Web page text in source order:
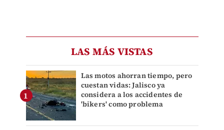
LAS MÁS VISTAS
Las motos ahorran tiempo, pero
cuestan vidas: Jalisco ya
considera a los accidentes de
'bikers' como problema